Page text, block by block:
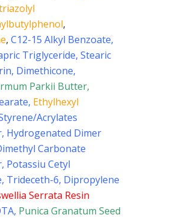
,
, C12-15 Alkyl Benzoate,
Triglyceride, Stearic
Dimethicone,
Parkii Butter,
Ethylhexyl
Acrylates
Hydrogenated Dimer
Carbonate
Potassiu Cetyl
Trideceth-6, Dipropylene
Serrata Resin
Punica Granatum Seed